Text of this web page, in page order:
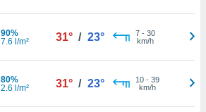
90%
7.6 l/m²
31° / 23° 7- 30
km/h
80%
2.6 l/m²
31° / 23° 10- 39
km/h